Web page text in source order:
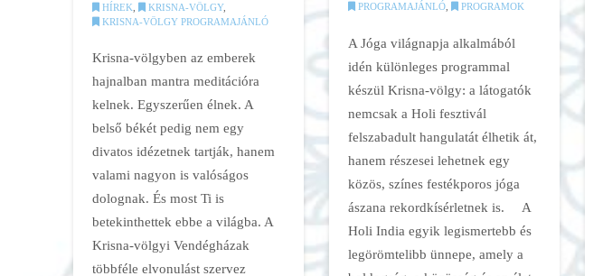
HÍREK
KRISNA-VÖLGY,
KRISNA-VÖLGY PROGRAMAJÁNLÓ
Krisna-völgyben az emberek
hajnalban mantra meditációra
kelnek. Egyszerűen élnek. A
belső békét pedig nem egy
divatos idézetnek tartják, hanem
valami nagyon is valóságos
dolognak. És most Ti is
betekinthettek ebbe a világba. A
Krisna-völgyi Vendégházak
többféle elvonulást szervez
PROGRAMAJÁNLÓ, PROGRAMOK
A Jóga világnapja alkalmából
idén különleges programmal
készül Krisna-völgy: a látogatók
nemcsak a Holi fesztivál
felszabadult hangulatát élhetik át,
hanem részesei lehetnek egy
közös, színes festékporos jóga
ászana rekordkísérletnek is. A
Holi India egyik legismertebb és
legörömtelibb ünnepe, amely a